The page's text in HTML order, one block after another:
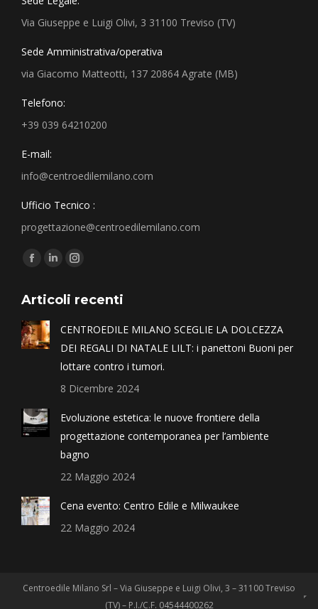
Via Giuseppe e Luigi Olivi, 3 31100 Treviso (TV)
Sede Amministrativa/operativa
via Giacomo Matteotti, 137 20864 Agrate (MB)
Telefono:
+39 039 64210200
E-mail:
info@centroedilemilano.com
Ufficio Tecnico :
progettazione@centroedilemilano.com
Find us on:
Articoli recenti
CENTROEDILE MILANO SCEGLIE LA DOLCEZZA
DEI REGALI DI NATALE LILT: i panettoni Buoni per
lottare contro i tumori.
8 Dicembre 2024
Evoluzione estetica: le nuove frontiere della
progettazione contemporanea per l’ambiente
bagno
22 Maggio 2024
Cena evento: Centro Edile e Milwaukee
22 Maggio 2024
Centroedile Milano Srl – Via Giuseppe e Luigi Olivi, 3 – 31100 Treviso
(TV) – P.I./C.F. 04544400262